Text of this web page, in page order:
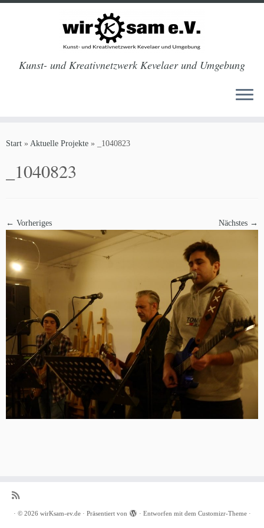
Inhalt
Kunst- und Kreativnetzwerk Kevelaer und Umgebung
Start » Aktuelle Projekte » _1040823
_1040823
← Vorheriges Nächstes →
· © 2026 wirKsam-ev.de· Präsentiert von · Entworfen mit dem Customizr-Theme·